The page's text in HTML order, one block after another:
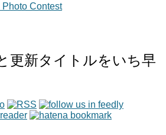
Contest
更新タイトルをいち早